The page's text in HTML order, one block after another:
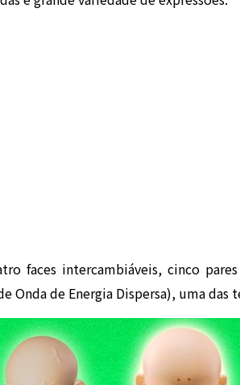
faces intercambiáveis, cinco
Onda de Energia Dispersa), uma das